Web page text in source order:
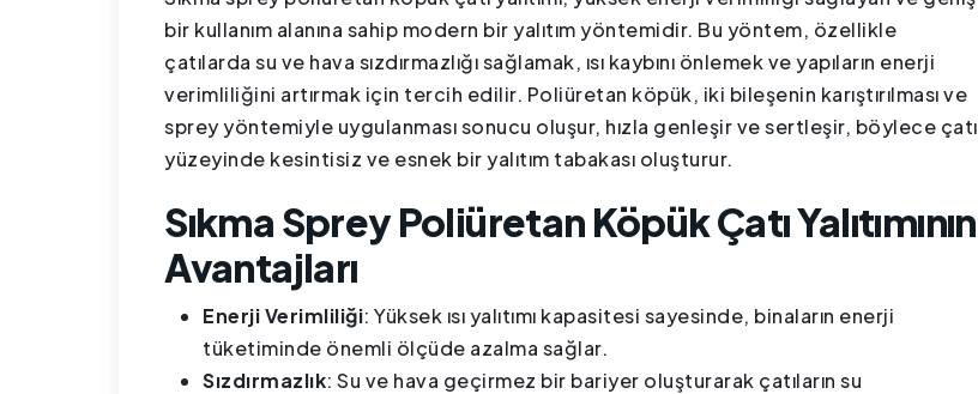
bir kullanım alanına sahip modern bir yalıtım yöntemidir. Bu yöntem, özellikle
çatılarda su ve hava sızdırmazlığı sağlamak, ısı kaybını önlemek ve yapıların enerji
verimliliğini artırmak için tercih edilir. Poliüretan köpük, iki bileşenin karıştırılması ve
sprey yöntemiyle uygulanması sonucu oluşur, hızla genleşir ve sertleşir, böylece çatı
yüzeyinde kesintisiz ve esnek bir yalıtım tabakası oluşturur.
Sıkma Sprey Poliüretan Köpük Çatı Yalıtımının
Avantajları
Enerji Verimliliği: Yüksek ısı yalıtımı kapasitesi sayesinde, binaların enerji
tüketiminde önemli ölçüde azalma sağlar.
Sızdırmazlık: Su ve hava geçirmez bir bariyer oluşturarak çatıların su